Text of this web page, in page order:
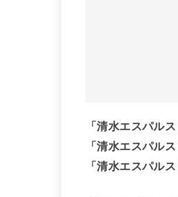
「清水エスパル
「清水エスパル
「清水エスパル